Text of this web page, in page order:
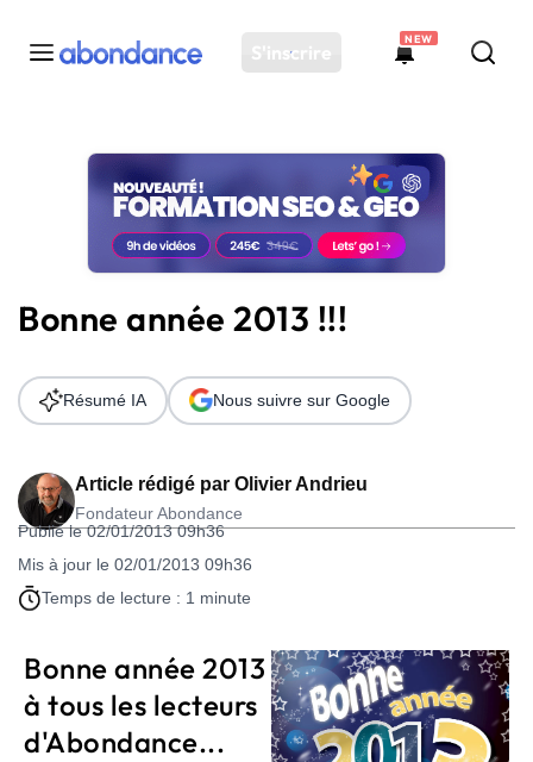
S'inscrire
NEW
Toutes les actus
Actus SEO
Plateforme
Solutions
Ressources
Audit SEO
Bonne année 2013 !!!
Article rédigé par Olivier Andrieu
Fondateur Abondance
Publié le 02/01/2013 09h36
Mis à jour le 02/01/2013 09h36
Temps de lecture : 1 minute
Résumé IA Nous suivre sur Google
Bonne année 2013
à tous les lecteurs
d'Abondance...